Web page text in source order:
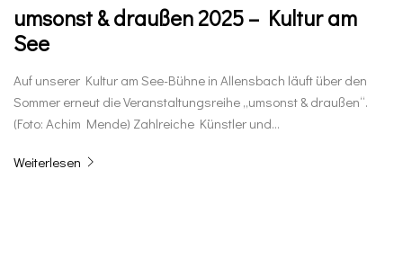
umsonst & draußen 2025 – Kultur am
See
Auf unserer Kultur am See-Bühne in Allensbach läuft über den
Sommer erneut die Veranstaltungsreihe „umsonst & draußen“.
(Foto: Achim Mende) Zahlreiche Künstler und…
Weiterlesen